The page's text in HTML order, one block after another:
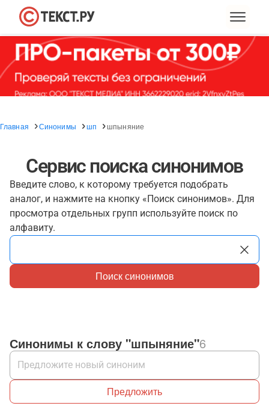
Главная Синонимы шп шпыняние
Сервис поиска синонимов
Введите слово, к которому требуется подобрать
аналог, и нажмите на кнопку «Поиск синонимов». Для
просмотра отдельных групп используйте поиск по
алфавиту.
Поиск синонимов
Синонимы к слову "шпыняние"6
Предложить